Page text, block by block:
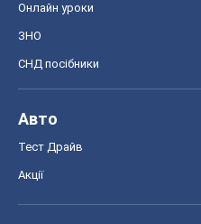
Онлайн уроки
ЗНО
СНД посібники
Авто
Тест Драйв
Акції